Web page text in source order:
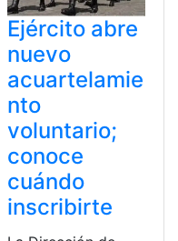
Ejército abre
nuevo
acuartelamie
nto
voluntario;
conoce
cuándo
inscribirte